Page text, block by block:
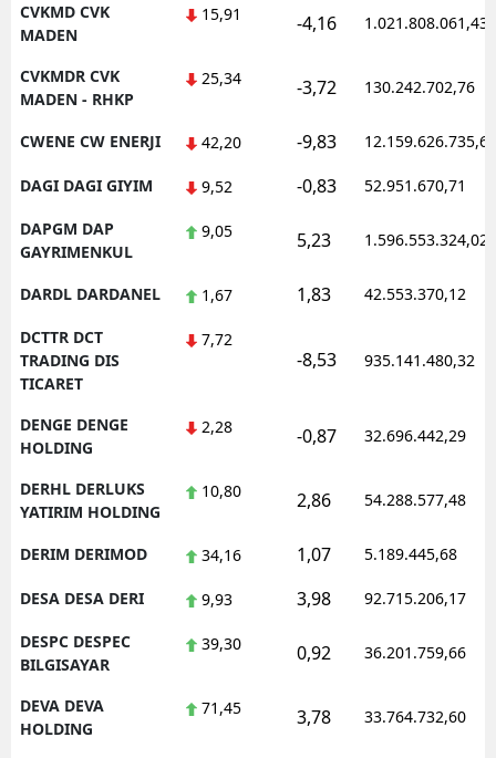
CVKMD CVK
MADEN
15,91 -4,16 1.021.808.061,43
CVKMDR CVK
MADEN - RHKP
25,34 -3,72 130.242.702,76
CWENE CW ENERJI 42,20 -9,83 12.159.626.735,62
DAGI DAGI GIYIM 9,52 -0,83 52.951.670,71
DAPGM DAP
GAYRIMENKUL
9,05 5,23 1.596.553.324,02
DARDL DARDANEL 1,67 1,83 42.553.370,12
DCTTR DCT
TRADING DIS
TICARET
7,72
-8,53 935.141.480,32
DENGE DENGE
HOLDING
2,28 -0,87 32.696.442,29
DERHL DERLUKS
YATIRIM HOLDING
10,80 2,86 54.288.577,48
DERIM DERIMOD 34,16 1,07 5.189.445,68
DESA DESA DERI 9,93 3,98 92.715.206,17
DESPC DESPEC
BILGISAYAR
39,30 0,92 36.201.759,66
DEVA DEVA
HOLDING
71,45 3,78 33.764.732,60